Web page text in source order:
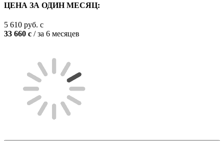
ЦЕНА ЗА ОДИН МЕСЯЦ:
5 610 руб. c
33 660 c / за 6 месяцев